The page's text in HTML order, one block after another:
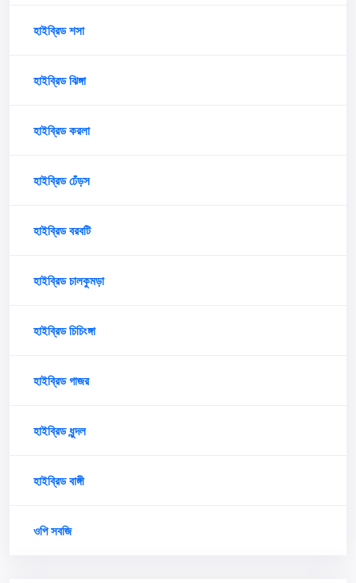
হাইব্রিড শসা
হাইব্রিড ঝিঙ্গা
হাইব্রিড করলা
হাইব্রিড ঢেঁড়স
হাইব্রিড বরবটি
হাইব্রিড চালকুমড়া
হাইব্রিড চিচিংঙ্গা
হাইব্রিড গাজর
হাইব্রিড ধুন্দল
হাইব্রিড বাঙ্গী
ওপি সবজি